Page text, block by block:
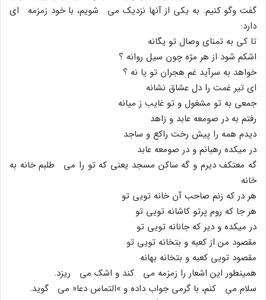
گفت وگو کنیم. به یکى از آنها نزدیک مى شویم، با خود زمزمه اى
دارد:
تا کى به تمناى وصال تو یگانه
اشکم شود از هر مژه چون سیل روانه ؟
خواهد به سرآید غم هجران تو یا نه ؟
اى تیر غمت را دل عشاق نشانه
جمعى به تو مشغول و تو غایب ز میانه
رفتم به در صومعه عابد و زاهد
دیدم همه را پیش رخت راکع و ساجد
در میکده رهبانم و در صومعه عابد
گه معتکف دیرم و گه ساکن مسجد یعنى که تو را مى طلبم خانه به
خانه
هر در که زنم صاحب آن خانه تویى تو
هر جا که روم پرتو کاشانه تویى تو
در میکده و دیر که جانانه تویى تو
مقصود من از کعبه و بتخانه تویى تو
مقصود تویى کعبه و بتخانه بهانه
همینطور این اشعار را زمزمه مى کند و اشک مى ریزد.
سلام مى کنم، با گرمى جواب داده و »التماس دعا« مى گوید.